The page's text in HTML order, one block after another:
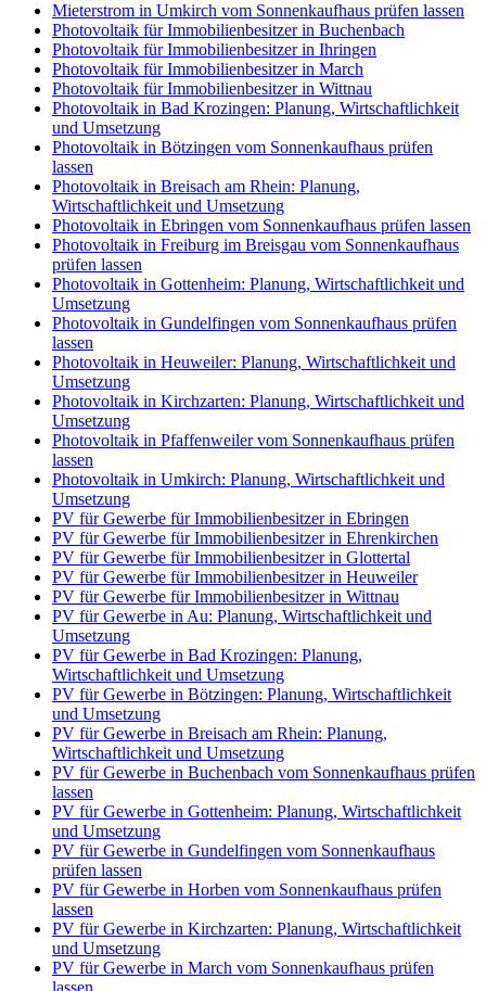
Mieterstrom in Umkirch vom Sonnenkaufhaus prüfen lassen
Photovoltaik für Immobilienbesitzer in Buchenbach
Photovoltaik für Immobilienbesitzer in Ihringen
Photovoltaik für Immobilienbesitzer in March
Photovoltaik für Immobilienbesitzer in Wittnau
Photovoltaik in Bad Krozingen: Planung, Wirtschaftlichkeit
und Umsetzung
Photovoltaik in Bötzingen vom Sonnenkaufhaus prüfen
lassen
Photovoltaik in Breisach am Rhein: Planung,
Wirtschaftlichkeit und Umsetzung
Photovoltaik in Ebringen vom Sonnenkaufhaus prüfen lassen
Photovoltaik in Freiburg im Breisgau vom Sonnenkaufhaus
prüfen lassen
Photovoltaik in Gottenheim: Planung, Wirtschaftlichkeit und
Umsetzung
Photovoltaik in Gundelfingen vom Sonnenkaufhaus prüfen
lassen
Photovoltaik in Heuweiler: Planung, Wirtschaftlichkeit und
Umsetzung
Photovoltaik in Kirchzarten: Planung, Wirtschaftlichkeit und
Umsetzung
Photovoltaik in Pfaffenweiler vom Sonnenkaufhaus prüfen
lassen
Photovoltaik in Umkirch: Planung, Wirtschaftlichkeit und
Umsetzung
PV für Gewerbe für Immobilienbesitzer in Ebringen
PV für Gewerbe für Immobilienbesitzer in Ehrenkirchen
PV für Gewerbe für Immobilienbesitzer in Glottertal
PV für Gewerbe für Immobilienbesitzer in Heuweiler
PV für Gewerbe für Immobilienbesitzer in Wittnau
PV für Gewerbe in Au: Planung, Wirtschaftlichkeit und
Umsetzung
PV für Gewerbe in Bad Krozingen: Planung,
Wirtschaftlichkeit und Umsetzung
PV für Gewerbe in Bötzingen: Planung, Wirtschaftlichkeit
und Umsetzung
PV für Gewerbe in Breisach am Rhein: Planung,
Wirtschaftlichkeit und Umsetzung
PV für Gewerbe in Buchenbach vom Sonnenkaufhaus prüfen
lassen
PV für Gewerbe in Gottenheim: Planung, Wirtschaftlichkeit
und Umsetzung
PV für Gewerbe in Gundelfingen vom Sonnenkaufhaus
prüfen lassen
PV für Gewerbe in Horben vom Sonnenkaufhaus prüfen
lassen
PV für Gewerbe in Kirchzarten: Planung, Wirtschaftlichkeit
und Umsetzung
PV für Gewerbe in March vom Sonnenkaufhaus prüfen
lassen